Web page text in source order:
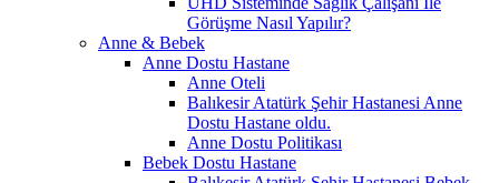
Görüşme Nasıl Yapılır?
Anne & Bebek
Anne Dostu Hastane
Anne Oteli
Balıkesir Atatürk Şehir Hastanesi Anne
Dostu Hastane oldu.
Anne Dostu Politikası
Bebek Dostu Hastane